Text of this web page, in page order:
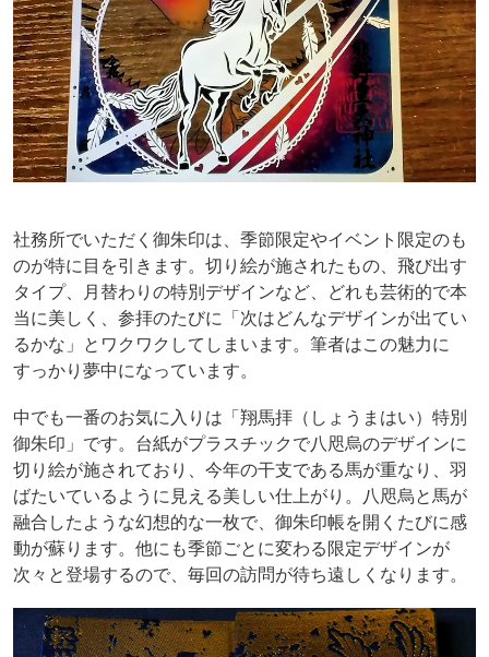
社務所でいただく御朱印は、季節限定やイベント限定のも
のが特に目を引きます。切り絵が施されたもの、飛び出す
タイプ、月替わりの特別デザインなど、どれも芸術的で本
当に美しく、参拝のたびに「次はどんなデザインが出てい
るかな」とワクワクしてしまいます。筆者はこの魅力に
すっかり夢中になっています。
中でも一番のお気に入りは「翔馬拝（しょうまはい）特別
御朱印」です。台紙がプラスチックで八咫烏のデザインに
切り絵が施されており、今年の干支である馬が重なり、羽
ばたいているように見える美しい仕上がり。八咫烏と馬が
融合したような幻想的な一枚で、御朱印帳を開くたびに感
動が蘇ります。他にも季節ごとに変わる限定デザインが
次々と登場するので、毎回の訪問が待ち遠しくなります。